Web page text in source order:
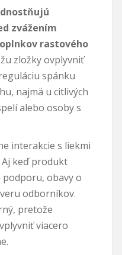
zvážením
rastového
zložky ovplyvniť
spánku
najmä u citlivých
alebo osoby s
interakcie s liekmi
keď produkt
obavy o
odborníkov.
pretože
viacero